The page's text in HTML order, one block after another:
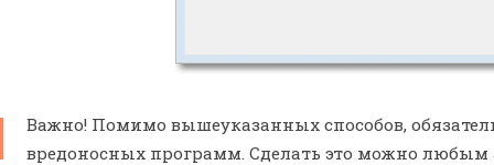
Важно! Помимо вышеуказанных способов,
вредоносных программ. Сделать это можно